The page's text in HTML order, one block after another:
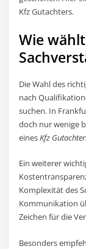
Kfz Gutachters.
Wie
Die Wahl des
nach
suchen. In
doch nur wenige
einesKfz
Ein weiterer
Komplexität des
Kommunikation
Zeichen für die
Besonders